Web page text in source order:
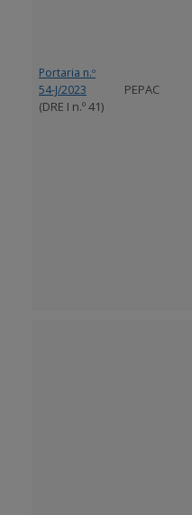
Portaria n.º
54-J/2023
(DRE I n.º 41)
PEPAC